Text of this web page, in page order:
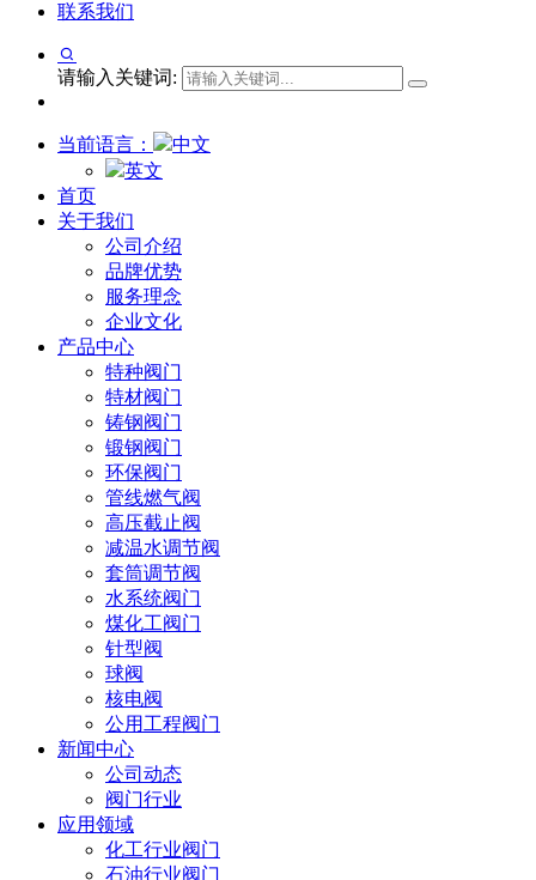
联系我们
请输入关键词:
当前语言：
中文
英文
首页
关于我们
公司介绍
品牌优势
服务理念
企业文化
产品中心
特种阀门
特材阀门
铸钢阀门
锻钢阀门
环保阀门
管线燃气阀
高压截止阀
减温水调节阀
套筒调节阀
水系统阀门
煤化工阀门
针型阀
球阀
核电阀
公用工程阀门
新闻中心
公司动态
阀门行业
应用领域
化工行业阀门
石油行业阀门